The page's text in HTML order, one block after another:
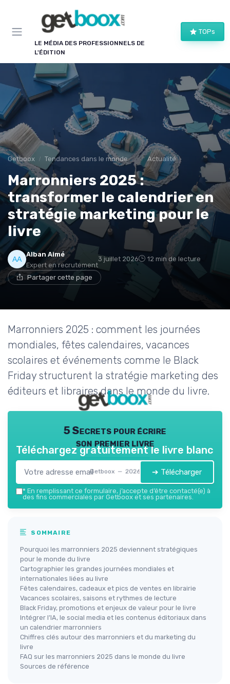
LE MÉDIA DES PROFESSIONNELS DE
L'ÉDITION
TOPs
Getboox Tendances dans le monde du livre Actualité
Marronniers 2025 :
transformer le calendrier en
stratégie marketing pour le
livre
Alban Aimé
Expert en recrutement
3 juillet 2026 12 min de lecture
Partager cette page
Marronniers 2025 : comment les journées
mondiales, fêtes calendaires, vacances
scolaires et événements comme le Black
Friday structurent la stratégie marketing des
éditeurs et libraires dans le monde du livre.
5 Secrets pour écrire
son premier livre
Getboox — 2026
Téléchargez gratuitement le livre blanc
➔ Télécharger
* En remplissant ce formulaire, j’accepte d’être contacté(e) à
des fins commerciales par Getboox et ses partenaires.
SOMMAIRE
Pourquoi les marronniers 2025 deviennent stratégiques
pour le monde du livre
Cartographier les grandes journées mondiales et
internationales liées au livre
Fêtes calendaires, cadeaux et pics de ventes en librairie
Vacances scolaires, saisons et rythmes de lecture
Black Friday, promotions et enjeux de valeur pour le livre
Intégrer l’IA, le social media et les contenus éditoriaux dans
un calendrier marronniers
Chiffres clés autour des marronniers et du marketing du
livre
FAQ sur les marronniers 2025 dans le monde du livre
Sources de référence